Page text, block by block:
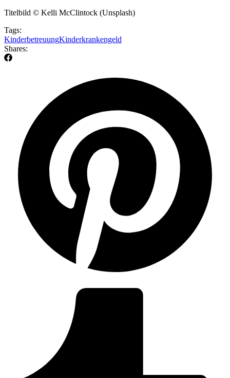
Titelbild © Kelli McClintock (Unsplash)
Tags:
KinderbetreuungKinderkrankengeld
Shares: